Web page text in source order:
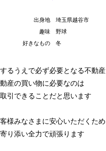
出身地
埼玉県越谷市
趣味
野球
好きなもの
冬
るうえで必ず必要となる不動産
産の買い物に必要なのは
引できることだと思います
様みなさまに安心いただくため
り添い全力で頑張ります